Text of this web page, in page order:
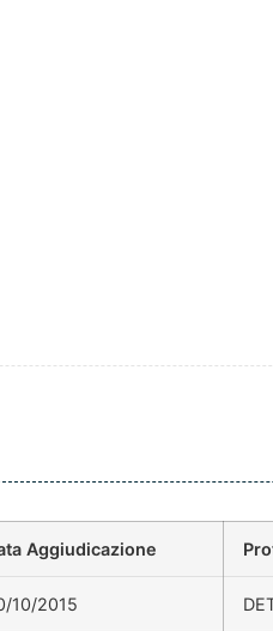
Aggiudicazione
10/2015